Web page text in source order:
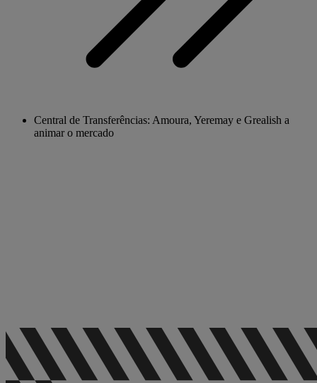
Central de Transferências: Amoura, Yeremay e Grealish a
animar o mercado